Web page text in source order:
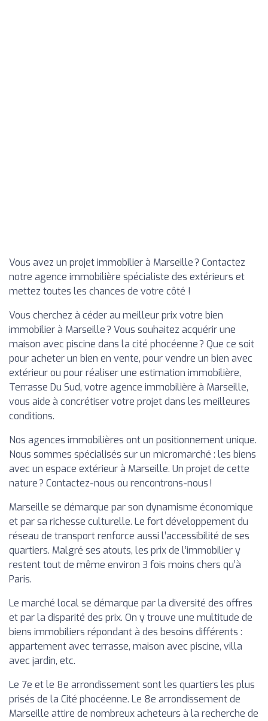
Vous avez un projet immobilier à Marseille ? Contactez
notre agence immobilière spécialiste des extérieurs et
mettez toutes les chances de votre côté !
Vous cherchez à céder au meilleur prix votre bien
immobilier à Marseille ? Vous souhaitez acquérir une
maison avec piscine dans la cité phocéenne ? Que ce soit
pour acheter un bien en vente, pour vendre un bien avec
extérieur ou pour réaliser une estimation immobilière,
Terrasse Du Sud, votre agence immobilière à Marseille,
vous aide à concrétiser votre projet dans les meilleures
conditions.
Nos agences immobilières ont un positionnement unique.
Nous sommes spécialisés sur un micromarché : les biens
avec un espace extérieur à Marseille. Un projet de cette
nature ? Contactez-nous ou rencontrons-nous !
Marseille se démarque par son dynamisme économique
et par sa richesse culturelle. Le fort développement du
réseau de transport renforce aussi l’accessibilité de ses
quartiers. Malgré ses atouts, les prix de l’immobilier y
restent tout de même environ 3 fois moins chers qu’à
Paris.
Le marché local se démarque par la diversité des offres
et par la disparité des prix. On y trouve une multitude de
biens immobiliers répondant à des besoins différents :
appartement avec terrasse, maison avec piscine, villa
avec jardin, etc.
Le 7e et le 8e arrondissement sont les quartiers les plus
prisés de la Cité phocéenne. Le 8e arrondissement de
Marseille attire de nombreux acheteurs à la recherche de